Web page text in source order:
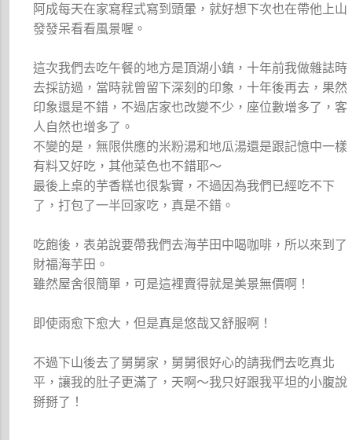
阿成每天在家寫程式寫到頭暈，就好想下次也在帶他上山
發發呆看看風景喔。
這次我們去吃午餐的地方是頂湖小鎮，十年前我做雜誌時
去採訪過，當時就曾留下深刻的印象，十年後再去，果然
印象還是不錯，不過店家也改變不少，座位數增多了，客
人自然也增多了。
不變的是，無限供應的米粉湯和地瓜湯還是跟記憶中一樣
有料又好吃，其他菜色也不錯耶～
最後上桌的芋香糕也很紮實，不過因為我們已經吃不下
了，打包了一半回家吃，真是不錯。
吃飽後，表弟說要帶我們去海芋田中喝咖啡，所以來到了
財福海芋田。
雖然屋舍很簡單，可是這裡賣得就是美景無價啊！
即使雨愈下愈大，但是真是悠哉又舒服啊！
不過下山後去了舅舅家，舅舅很好心的請我們去吃真北
平，讓我的肚子更滿了，天啊～我只好跟我平坦的小腹說
掰掰了！